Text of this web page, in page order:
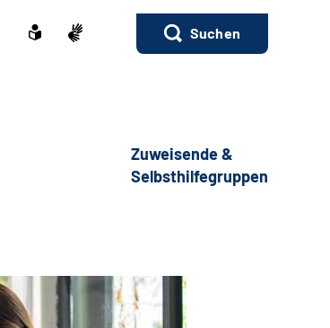
Suchen
Zuweisende &
Selbsthilfegruppen